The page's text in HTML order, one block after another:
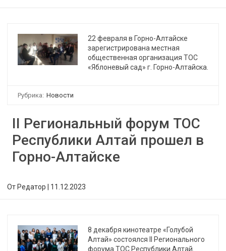
22 февраля в Горно-Алтайске
зарегистрирована местная
общественная организация ТОС
«Яблоневый сад» г. Горно-Алтайска.
Рубрика: Новости
II Региональный форум ТОС
Республики Алтай прошел в
Горно-Алтайске
От Редатор 11.12.2023
8 декабря кинотеатре «Голубой
Алтай» состоялся II Регионального
форума ТОС Республики Алтай.